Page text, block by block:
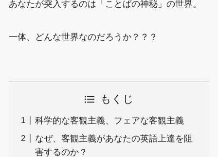
あなたが突入するのは「ことばの神秘」の世界。
一体、どんな世界なのだろうか？？？
もくじ
科学的な客観主義、フェアな客観主義
なぜ、客観主義があなたの英語上達を阻
害するのか？